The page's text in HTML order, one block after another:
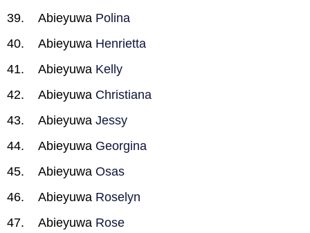
Abieyuwa Polina
Abieyuwa Henrietta
Abieyuwa Kelly
Abieyuwa Christiana
Abieyuwa Jessy
Abieyuwa Georgina
Abieyuwa Osas
Abieyuwa Roselyn
Abieyuwa Rose